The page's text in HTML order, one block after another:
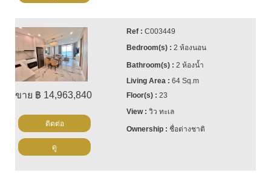
ขาย ฿ 14,963,840
C003449
2 ห้องนอน
2 ห้องน้ำ
64 Sq.m
23
วิว ทะเล
ชื่อต่างชาติ
ติดต่อ
ดู